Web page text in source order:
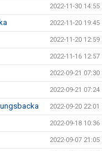
2022-11-30 14:55
2022-11-20 19:45
2022-11-20 12:59
2022-11-16 12:57
2022-09-21 07:30
2022-09-21 07:24
2022-09-20 22:01
2022-09-18 10:36
2022-09-07 21:05